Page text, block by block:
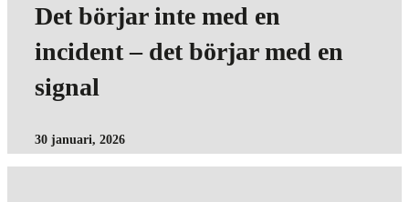
Det börjar inte med en
incident – det börjar med en
signal
30 januari, 2026